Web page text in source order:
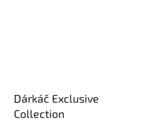
Dárkáč Exclusive
Collection